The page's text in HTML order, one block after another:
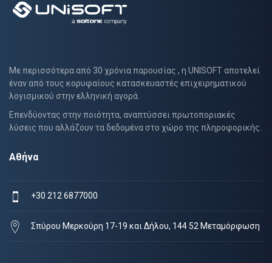
Με περισσότερα από 30 χρόνια παρουσίας , η UNISOFT αποτελεί
έναν από τους κορυφαίους κατασκευαστές επιχειρηματικού
λογισμικού στην ελληνική αγορά.
Επενδύοντας στην ποιότητα, αναπτύσσει πρωτοποριακές
λύσεις που αλλάζουν τα δεδομένα στο χώρο της πληροφορικής.
Αθήνα
+30 212 6877000
Σπύρου Μερκούρη 17-19 και Δήλου, 144 52 Μεταμόρφωση